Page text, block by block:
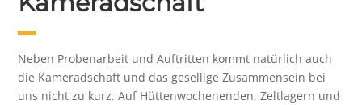
Neben Probenarbeit und Auftritten kommt natürlich auch
die Kameradschaft und das gesellige Zusammensein bei
uns nicht zu kurz. Auf Hüttenwochenenden, Zeltlagern und